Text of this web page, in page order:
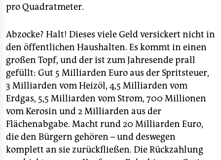
pro Quadratmeter.
Abzocke? Halt! Dieses viele Geld versickert nicht in
den öffentlichen Haushalten. Es kommt in einen
großen Topf, und der ist zum Jahresende prall
gefüllt: Gut 5 Milliarden Euro aus der Spritsteuer,
3 Milliarden vom Heizöl, 4,5 Milliarden vom
Erdgas, 5,5 Milliarden vom Strom, 700 Millionen
vom Kerosin und 2 Milliarden aus der
Flächenabgabe. Macht rund 20 Milliarden Euro,
die den Bürgern gehören – und deswegen
komplett an sie zurückfließen. Die Rückzahlung